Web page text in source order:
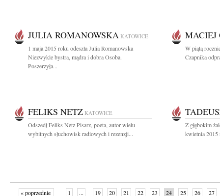
JULIA ROMANOWSKA KATOWICE
1 maja 2015 roku odeszła Julia Romanowska
Niezwykle bystra, mądra i dobra Osoba.
Poszerzyła...
MACIEJ
W piątą
Czapnika
FELIKS NETZ KATOWICE
Odszedł Feliks Netz Pisarz, poeta, autor wielu
wybitnych słuchowisk radiowych i rezenzji...
Z głębokim
kwietnia 2015
« poprzednie 1 ... 19 20 21 22 23 24 25 26 27